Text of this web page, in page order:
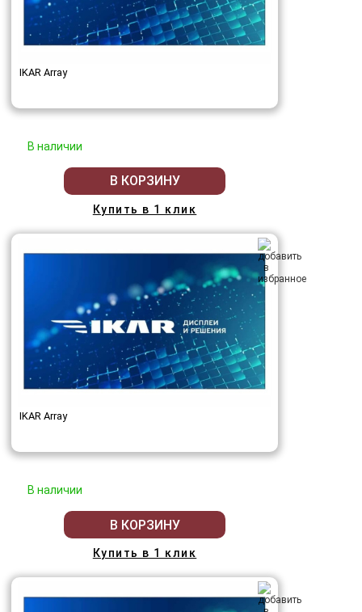
IKAR Array
В наличии
В КОРЗИНУ
Купить в 1 клик
IKAR Array
В наличии
В КОРЗИНУ
Купить в 1 клик